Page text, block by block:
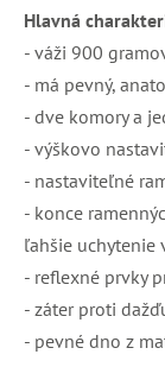
Hlavná
- váži 900
- má pevný,
- dve komory a
- výškovo
- nastaviteľné
- konce
ľahšie uchytenie
- reflexné prvky
- záter proti
- pevné dno z